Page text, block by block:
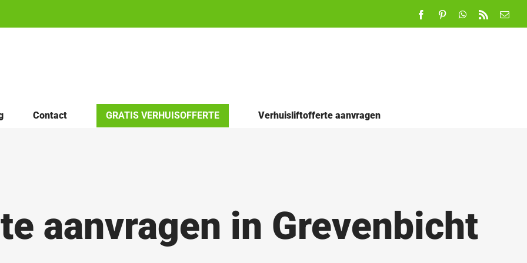
FacebookPinterestWhatsApp
Rss
E-
Contact GRATIS VERHUISOFFERTE Verhuisliftofferte aanvragen
aanvragen in Grevenbicht